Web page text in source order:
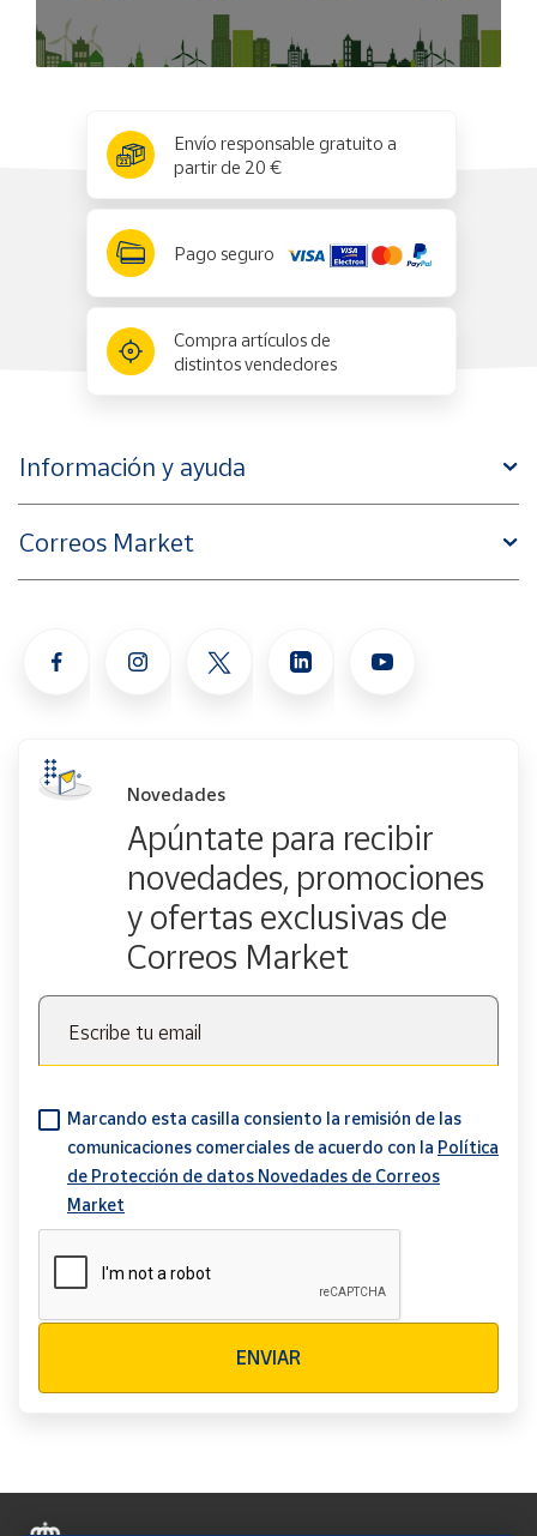
Envío responsable gratuito a
partir de 20 €
Pago seguro
Compra artículos de
distintos vendedores
Información y ayuda
Correos Market
Novedades
Apúntate para recibir
novedades, promociones
y ofertas exclusivas de
Correos Market
Escribe tu email
Marcando esta casilla consiento la remisión de las
comunicaciones comerciales de acuerdo con la Política
de Protección de datos Novedades de Correos
Market
ENVIAR